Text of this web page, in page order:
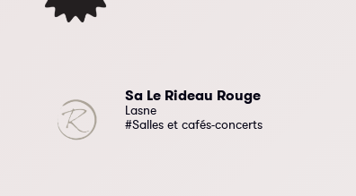
Sa Le Rideau Rouge
Lasne
#Salles et cafés-concerts